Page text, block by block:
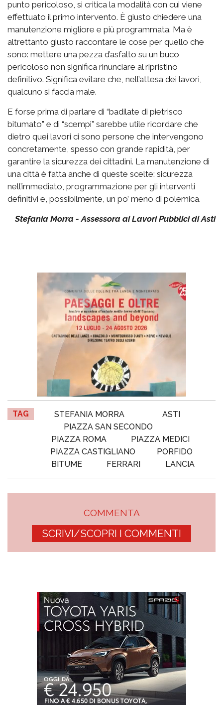
punto pericoloso, si critica la modalità con cui viene
effettuato il primo intervento. È giusto chiedere una
manutenzione migliore e più programmata. Ma è
altrettanto giusto raccontare le cose per quello che
sono: mettere una pezza d’asfalto su un buco
pericoloso non significa rinunciare al ripristino
definitivo. Significa evitare che, nell’attesa dei lavori,
qualcuno si faccia male.
E forse prima di parlare di “badilate di pietrisco
bitumato” e di “scempi” sarebbe utile ricordare che
dietro quei lavori ci sono persone che intervengono
concretamente, spesso con grande rapidità, per
garantire la sicurezza dei cittadini. La manutenzione di
una città è fatta anche di queste scelte: sicurezza
nell’immediato, programmazione per gli interventi
definitivi e, possibilmente, un po’ meno di polemica.
Stefania Morra - Assessora ai Lavori Pubblici di Asti
TAG STEFANIA MORRA
ASTI
PIAZZA SAN SECONDO
PIAZZA ROMA
PIAZZA MEDICI
PIAZZA CASTIGLIANO
PORFIDO
BITUME
FERRARI LANCIA
COMMENTA
SCRIVI/SCOPRI I COMMENTI